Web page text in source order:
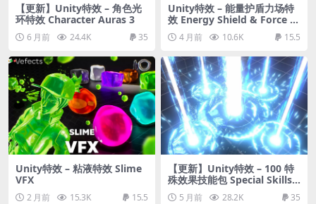
【更新】Unity特效 – 角色光
环特效 Character Auras 3
6 月前 24.4K 35
Unity特效 – 能量护盾力场特
效 Energy Shield & Force Fi
eld Effect v2 with Hit FX an
d Activation Animation
4 月前 10.6K 15.5
Unity特效 – 粘液特效 Slime
VFX
2 月前 15.3K 15.5
【更新】Unity特效 – 100 特
殊效果技能包 Special Skills E
ffects Pack
5 月前 28.2K 35